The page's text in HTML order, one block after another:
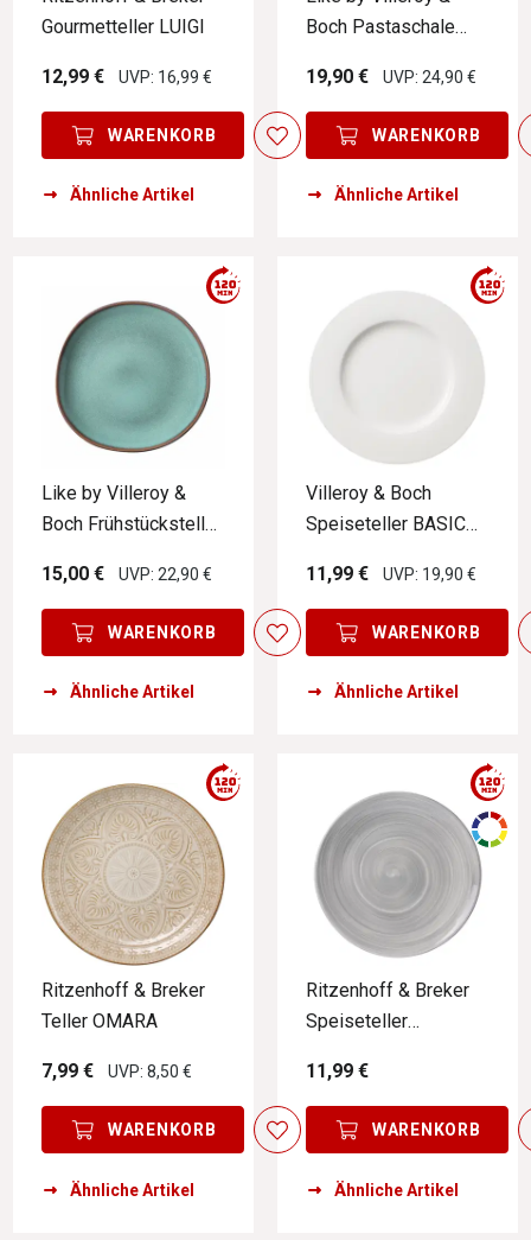
Gourmetteller LUIGI
12,99 € UVP: 16,99 €
WARENKORB
Ähnliche Artikel
Boch Pastaschale
19,90 €
UVP: 24,90 €
WARENKORB
Ähnliche Artikel
Like by Villeroy &
Boch Frühstücksteller
15,00 €
UVP: 22,90 €
WARENKORB
Ähnliche Artikel
Villeroy & Boch
Speiseteller BASIC
11,99 €
UVP: 19,90 €
WARENKORB
Ähnliche Artikel
Ritzenhoff & Breker
Teller OMARA
7,99 € UVP: 8,50 €
WARENKORB
Ähnliche Artikel
Ritzenhoff & Breker
Speiseteller
11,99 €
WARENKORB
Ähnliche Artikel